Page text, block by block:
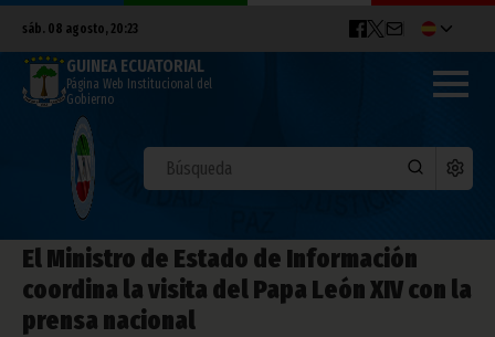
sáb. 08 agosto, 20:23
GUINEA ECUATORIAL
Página Web Institucional del
Gobierno
El Ministro de Estado de Información
coordina la visita del Papa León XIV con la
prensa nacional